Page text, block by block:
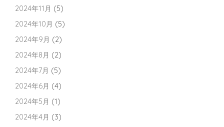
2024年11月 (5)
2024年10月 (5)
2024年9月 (2)
2024年8月 (2)
2024年7月 (5)
2024年6月 (4)
2024年5月 (1)
2024年4月 (3)